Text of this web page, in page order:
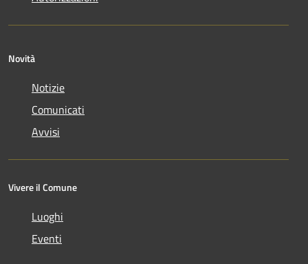
Novità
Notizie
Comunicati
Avvisi
Vivere il Comune
Luoghi
Eventi